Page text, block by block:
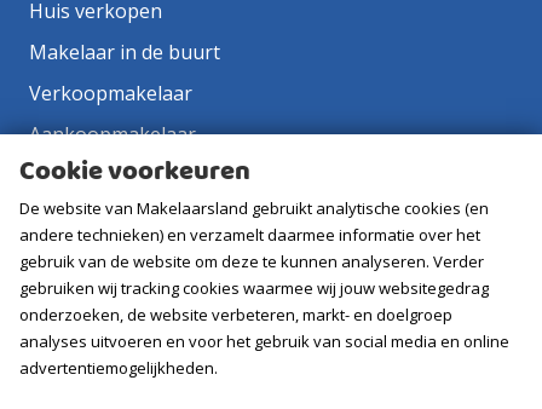
Huis verkopen
Makelaar in de buurt
Verkoopmakelaar
Aankoopmakelaar
Contact
Vacatures
Volg ons
Cookie voorkeuren
De website van Makelaarsland gebruikt analytische cookies (en
andere technieken) en verzamelt daarmee informatie over het
gebruik van de website om deze te kunnen analyseren. Verder
gebruiken wij tracking cookies waarmee wij jouw websitegedrag
onderzoeken, de website verbeteren, markt- en doelgroep
analyses uitvoeren en voor het gebruik van social media en online
advertentiemogelijkheden.